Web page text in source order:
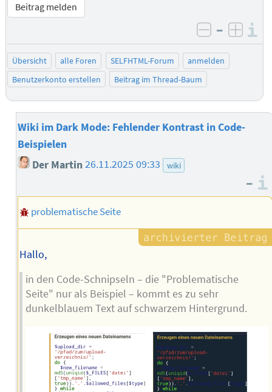
Beitrag melden
negativ
–
Übersicht alle Foren SELFHTML-Forum
anmelden
Benutzerkonto erstellen
Beitrag im Thread-Baum
Wiki im Dark Mode: Fehlender Kontrast in Code-
Beispielen
Der Martin26.11.2025 09:33 wiki
–
problematische Seite
Hallo,
in den Code-Schnipseln – die "Problematische
Seite" nur als Beispiel – kommt es zu sehr
dunkelblauem Text auf schwarzem Hintergrund.